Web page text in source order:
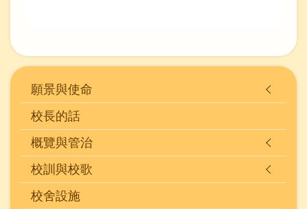
Main
navigation
(學
物)
願景與使命
校長的話
概覽與管治
校訓與校歌
校舍設施